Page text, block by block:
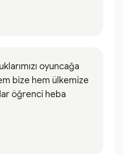
oyuncağa
bize hem ülkemize
öğrenci heba